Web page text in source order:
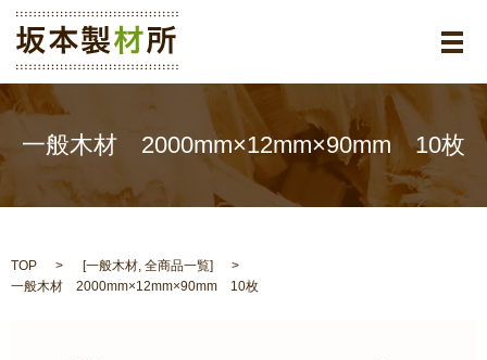
メ
一般木材 2000mm×12mm×90mm 10枚
TOP [一般木材 全商品一覧]
一般木材 2000mm×12mm×90mm 10枚